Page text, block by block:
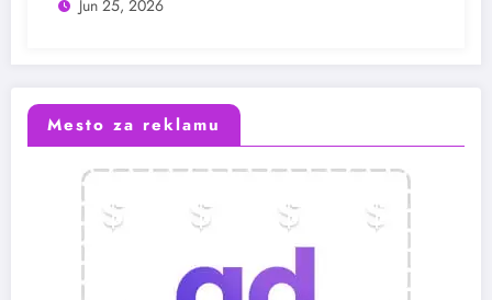
Jun 25, 2026
Mesto za reklamu